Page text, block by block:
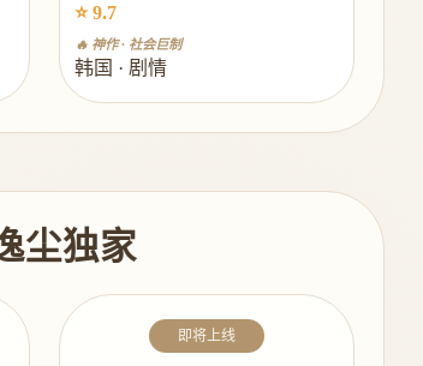
⭐ 9.7
🔥 神作 · 社会巨制
韩国 · 剧情
尘独家
即将上线